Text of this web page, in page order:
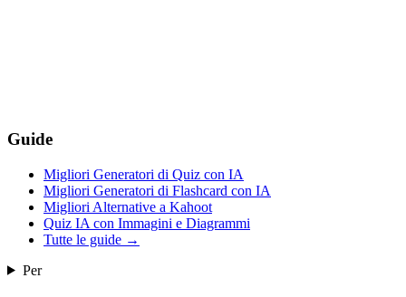
Guide
Migliori Generatori di Quiz con IA
Migliori Generatori di Flashcard con IA
Migliori Alternative a Kahoot
Quiz IA con Immagini e Diagrammi
Tutte le guide →
Per